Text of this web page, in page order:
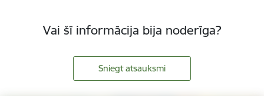
Vai šī informācija bija noderīga?
Sniegt atsauksmi